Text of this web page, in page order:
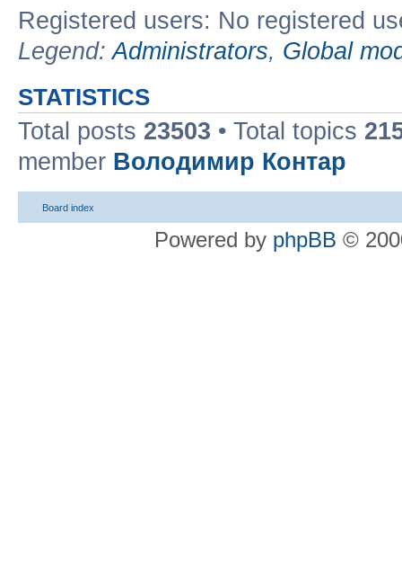
Registered users: No registered
Legend:Administrators, Global
STATISTICS
Total posts 23503 • Total topics
member Володимир Контар
Board index
Powered by phpBB ©